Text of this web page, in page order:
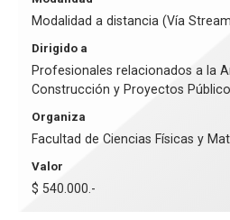
Modalidad a distancia (Vía
Dirigido a
Profesionales relacionados a la
Construcción y Proyectos
Organiza
Facultad de Ciencias Físicas y
Valor
$ 540.000.-